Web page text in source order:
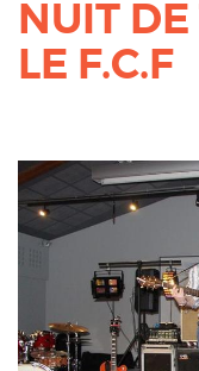
NUIT
LE F.C.F